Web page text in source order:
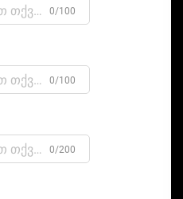
0/100
0/100
0/200